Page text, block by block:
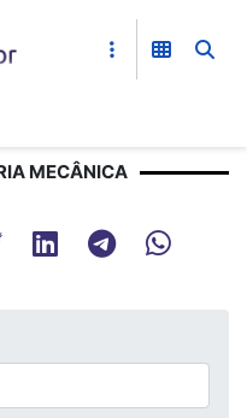
MECÂNICA